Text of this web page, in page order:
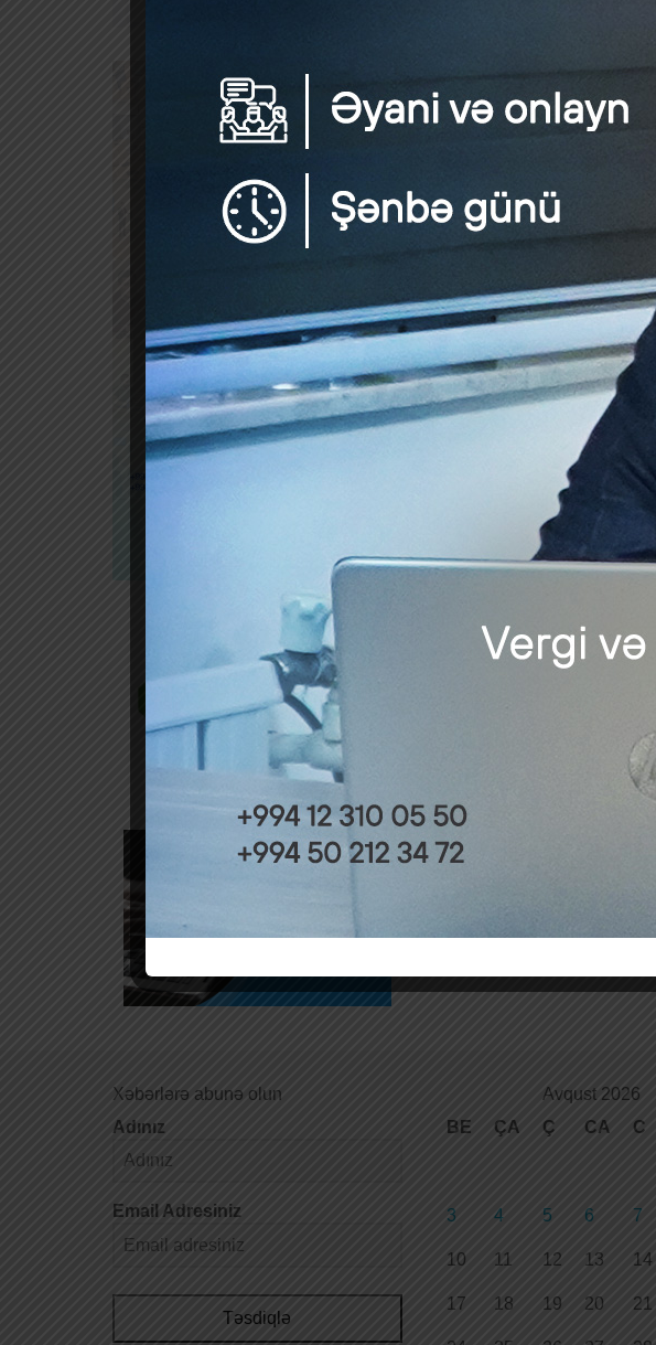
Xəbərlərə abunə olun
Adınız
Email Adresiniz
Təsdiqlə
Avqust 2026
BE
ÇA Ç CA C
3 4 5 6 7
10 11 12 13 14
17 18 19 20 21